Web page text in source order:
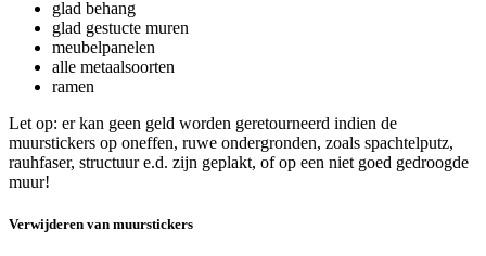
glad behang
glad gestucte muren
meubelpanelen
alle metaalsoorten
ramen
Let op: er kan geen geld worden geretourneerd indien de
muurstickers op oneffen, ruwe ondergronden, zoals spachtelputz,
rauhfaser, structuur e.d. zijn geplakt, of op een niet goed gedroogde
muur!
Verwijderen van muurstickers